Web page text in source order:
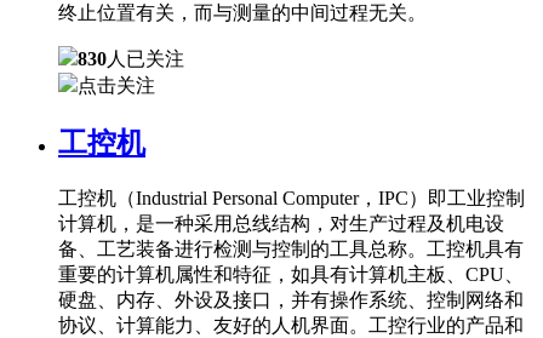
终止位置有关，而与测量的中间过程无关。
830人已关注
点击关注
工控机
工控机（Industrial Personal Computer，IPC）即工业控制
计算机，是一种采用总线结构，对生产过程及机电设
备、工艺装备进行检测与控制的工具总称。工控机具有
重要的计算机属性和特征，如具有计算机主板、CPU、
硬盘、内存、外设及接口，并有操作系统、控制网络和
协议、计算能力、友好的人机界面。工控行业的产品和